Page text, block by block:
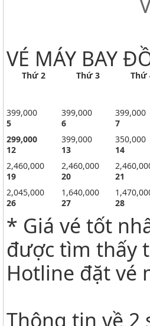
VÉ MÁY BAY
Thứ 2 Thứ 3 Thứ
399,000
5
399,000
6
399,000
7
299,000
12
399,000
13
350,000
14
2,460,000
19
2,460,000
20
21
2,045,000
26
1,640,000
27
28
* Giá vé tốt
được tìm thấy
Hotline đặt vé
Thông tin về 2